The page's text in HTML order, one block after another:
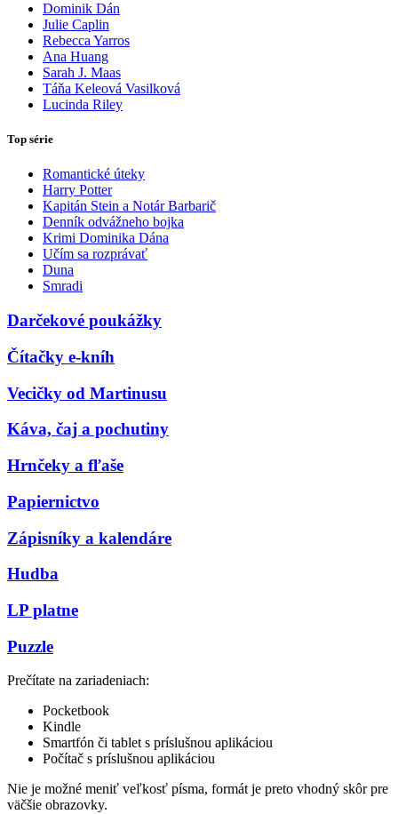
Dominik Dán
Julie Caplin
Rebecca Yarros
Ana Huang
Sarah J. Maas
Táňa Keleová Vasilková
Lucinda Riley
Top série
Romantické úteky
Harry Potter
Kapitán Stein a Notár Barbarič
Denník odvážneho bojka
Krimi Dominika Dána
Učím sa rozprávať
Duna
Smradi
Darčekové poukážky
Čítačky e-kníh
Vecičky od Martinusu
Káva, čaj a pochutiny
Hrnčeky a fľaše
Papiernictvo
Zápisníky a kalendáre
Hudba
LP platne
Puzzle
Prečítate na zariadeniach:
Pocketbook
Kindle
Smartfón či tablet s príslušnou aplikáciou
Počítač s príslušnou aplikáciou
Nie je možné meniť veľkosť písma, formát je preto vhodný skôr pre
väčšie obrazovky.